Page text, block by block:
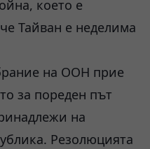
което е
Тайван е неделима
на ООН прие
за пореден път
на
Резолюцията